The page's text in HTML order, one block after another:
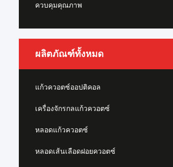
ควบคุมคุณภาพ
ผลิตภัณฑ์ทั้งหมด
แก้วควอตซ์ออปติคอล
เครื่องจักรกลแก้วควอตซ์
หลอดแก้วควอตซ์
หลอดเส้นเลือดฝอยควอตซ์